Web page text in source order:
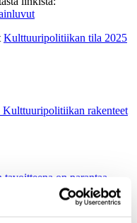
Kulttuuripolitiikan tila 2025
Kulttuuripolitiikan rakenteet
on parantaa
tilasta sekä edistää
keskustelua. Hankkeessa
2025-julkaisun toteutus